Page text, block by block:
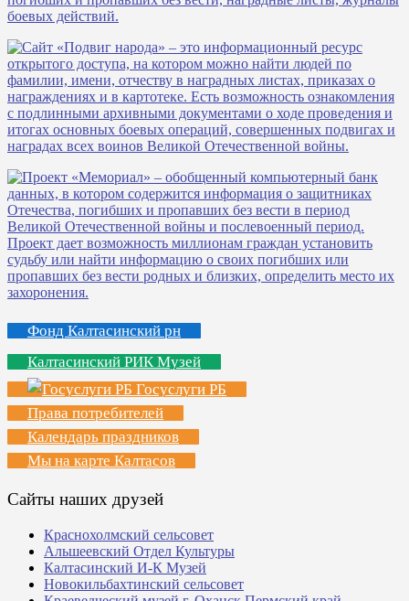
Фонд Калтасинский рн
Калтасинский РИК Музей
Госуслуги РБ
Права потребителей
Календарь праздников
Мы на карте Калтасов
Сайты наших друзей
Краснохолмский сельсовет
Альшеевский Отдел Культуры
Калтасинский И-К Музей
Новокильбахтинский сельсовет